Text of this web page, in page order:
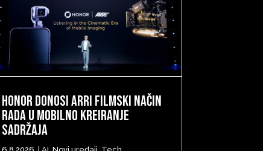
HONOR donosi ARRI filmski način
rada u mobilno kreiranje
sadržaja